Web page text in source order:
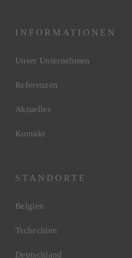
INFORMATIONEN
Unser Unternehmen
Referenzen
Aktuelles
Kontakt
STANDORTE
Belgien
Tschechien
Deutschland